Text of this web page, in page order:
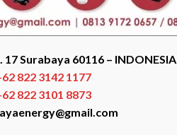
Surabaya 60116 – INDONESIA
822 3142 1177
822 3101 8873